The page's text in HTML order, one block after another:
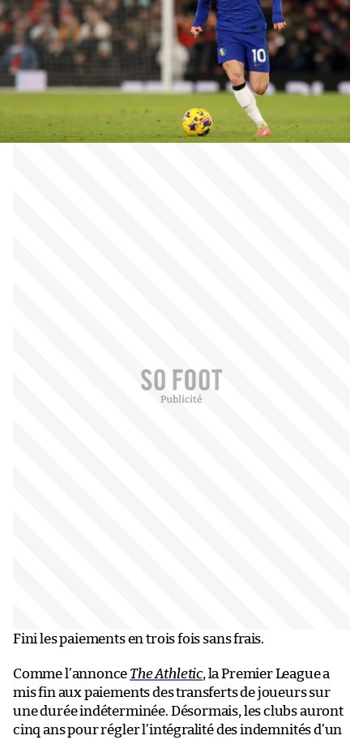
Fini les paiements en trois fois sans frais.
Comme l’annonce The Athletic, la Premier League a
mis fin aux paiements des transferts de joueurs sur
une durée indéterminée. Désormais, les clubs auront
cinq ans pour régler l’intégralité des indemnités d’un